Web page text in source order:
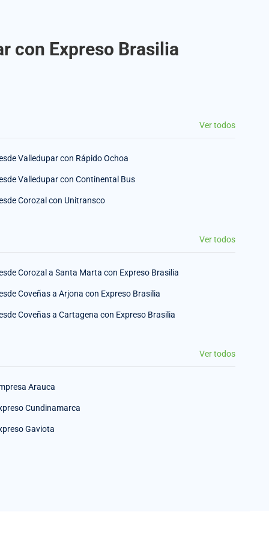
con Expreso Brasilia
Ver todos
Valledupar con Rápido Ochoa
Valledupar con Continental Bus
Corozal con Unitransco
Ver todos
Corozal a Santa Marta con Expreso Brasilia
Coveñas a Arjona con Expreso Brasilia
Coveñas a Cartagena con Expreso Brasilia
Ver todos
Arauca
Cundinamarca
Gaviota